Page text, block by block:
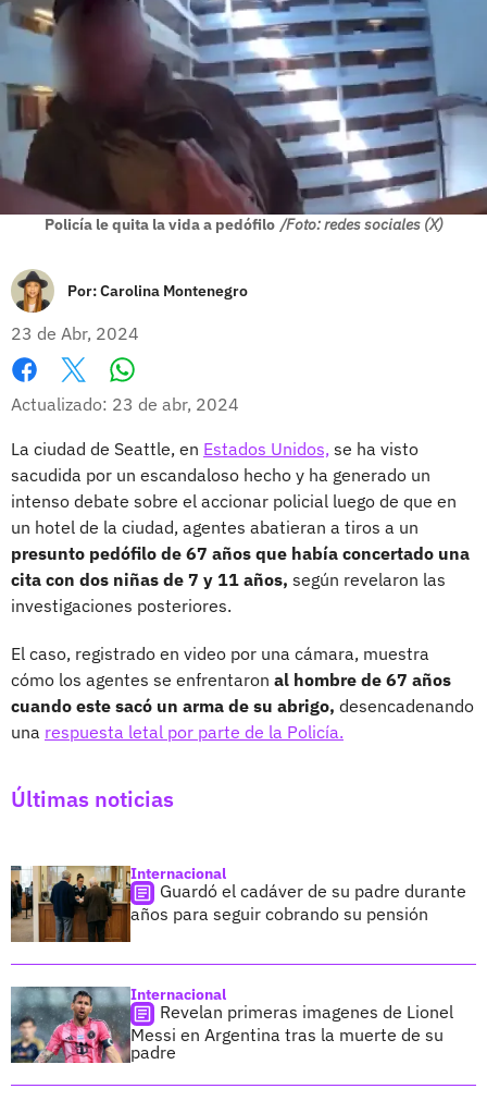
Policía le quita la vida a pedófilo /Foto: redes sociales (X)
Por:Carolina Montenegro
23 de Abr, 2024
Facebook
X
Actualizado: 23 de abr, 2024
La ciudad de Seattle, en Estados Unidos, se ha visto
sacudida por un escandaloso hecho y ha generado un
intenso debate sobre el accionar policial luego de que en
un hotel de la ciudad, agentes abatieran a tiros a un
presunto pedófilo de 67 años que había concertado una
cita con dos niñas de 7 y 11 años, según revelaron las
investigaciones posteriores.
El caso, registrado en video por una cámara, muestra
cómo los agentes se enfrentaron al hombre de 67 años
cuando este sacó un arma de su abrigo, desencadenando
una respuesta letal por parte de la Policía.
Últimas noticias
Internacional
Guardó el cadáver de su padre durante
años para seguir cobrando su pensión
Internacional
Revelan primeras imagenes de Lionel
Messi en Argentina tras la muerte de su
padre